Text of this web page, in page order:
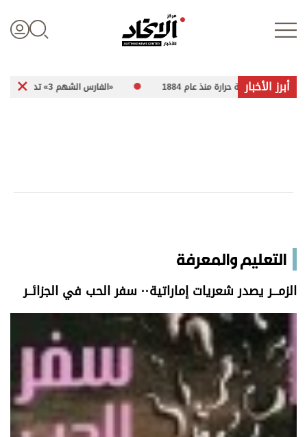
علوم الدار
اقتصاد
الترفيه
التعليم والمعرفة
الذكاء الاصطناعي
أبرز الأخبار
حرارة منذ عام 1884 «الفارس الشهم 3» تدعم أهالي غزة بـ 5 مبادرات إنسانية
التعليم والمعرفة
الزمـــر يصدر شعريات إماراتية·· سفر الحب في الجزائــر